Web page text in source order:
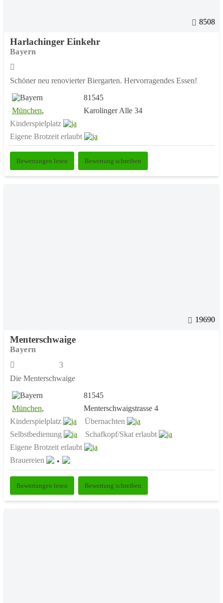
8508
Harlachinger Einkehr
Bayern
Schöner neu renovierter Biergarten. Hervorragendes Essen!
81545
München,
Karolinger Alle 34
Kinderspielplatz
Eigene Brotzeit erlaubt
Bewertungen lesen Bewertung schreiben
19690
Menterschwaige
Bayern
3
Die Menterschwaige
81545
München,
Menterschwaigstrasse 4
Kinderspielplatz
Übernachten
Selbstbedienung
Schafkopf/Skat erlaubt
Eigene Brotzeit erlaubt
Brauereien
Bewertungen lesen Bewertung schreiben